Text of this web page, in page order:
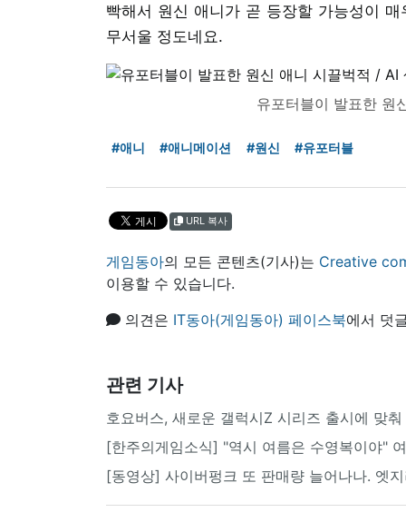
빡해서 원신 애니가 곧 등장할 가능성이
무서울 정도네요.
유포터블이 발표한 원
#애니 #애니메이션 #원신 #유포터블
URL 복사
게임동아의 모든 콘텐츠(기사)는 Creative
이용할 수 있습니다.
의견은 IT동아(게임동아) 페이스북에서 덧
관련 기사
호요버스, 새로운 갤럭시Z 시리즈 출시에 맞
[한주의게임소식] "역시 여름은 수영복이야"
[동영상] 사이버펑크 또 판매량 늘어나나. 엣